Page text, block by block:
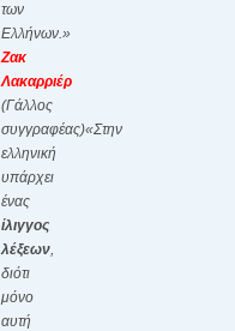
των
Ελλήνων.»
Ζακ
Λακαρριέρ
(Γάλλος
συγγραφέας)«Στην
ελληνική
υπάρχει
ένας
ίλιγγος
λέξεων,
διότι
μόνο
αυτή